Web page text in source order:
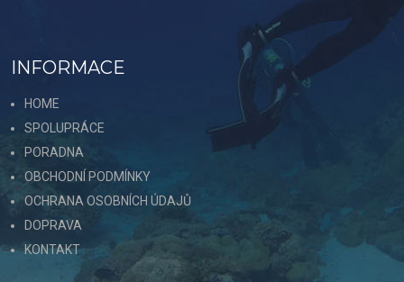
INFORMACE
HOME
SPOLUPRÁCE
PORADNA
OBCHODNÍ PODMÍNKY
OCHRANA OSOBNÍCH ÚDAJŮ
DOPRAVA
KONTAKT